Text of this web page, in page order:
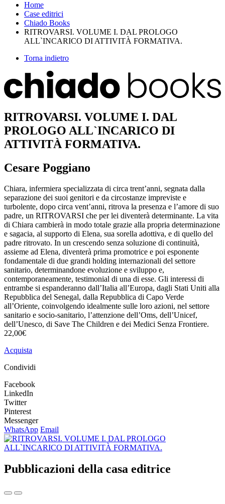
Home
Case editrici
Chiado Books
RITROVARSI. VOLUME I. DAL PROLOGO
ALL`INCARICO DI ATTIVITÀ FORMATIVA.
Torna indietro
RITROVARSI. VOLUME I. DAL
PROLOGO ALL`INCARICO DI
ATTIVITÀ FORMATIVA.
Cesare Poggiano
Chiara, infermiera specializzata di circa trent’anni, segnata dalla
separazione dei suoi genitori e da circostanze impreviste e
turbolente, dopo circa vent’anni, ritrova la presenza e l’amore di suo
padre, un RITROVARSI che per lei diventerà determinante. La vita
di Chiara cambierà in modo totale grazie alla propria determinazione
e sagacia, al supporto di Elena, sua sorella adottiva, e di quello del
padre ritrovato. In un crescendo senza soluzione di continuità,
assieme ad Elena, diventerà prima promotrice e poi esponente
fondamentale di due grandi holding internazionali del settore
sanitario, determinandone evoluzione e sviluppo e,
contemporaneamente, testimonial di una di esse. Gli interessi di
entrambe si espanderanno dall’Italia all’Europa, dagli Stati Uniti alla
Repubblica del Senegal, dalla Repubblica di Capo Verde
all’Oriente, coinvolgendo idealmente sulle loro azioni, nel settore
sanitario e socio-sanitario, l’attenzione dell’Oms, dell’Unicef,
dell’Unesco, di Save The Children e dei Medici Senza Frontiere.
22,00€
Acquista
Condividi
Facebook
LinkedIn
Twitter
Pinterest
Messenger
WhatsApp Email
Pubblicazioni della casa editrice